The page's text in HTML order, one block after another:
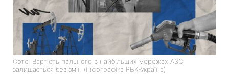
Фото: Вартість пального в найбільших мережах АЗС
залишається без змін (інфографіка РБК-Україна)